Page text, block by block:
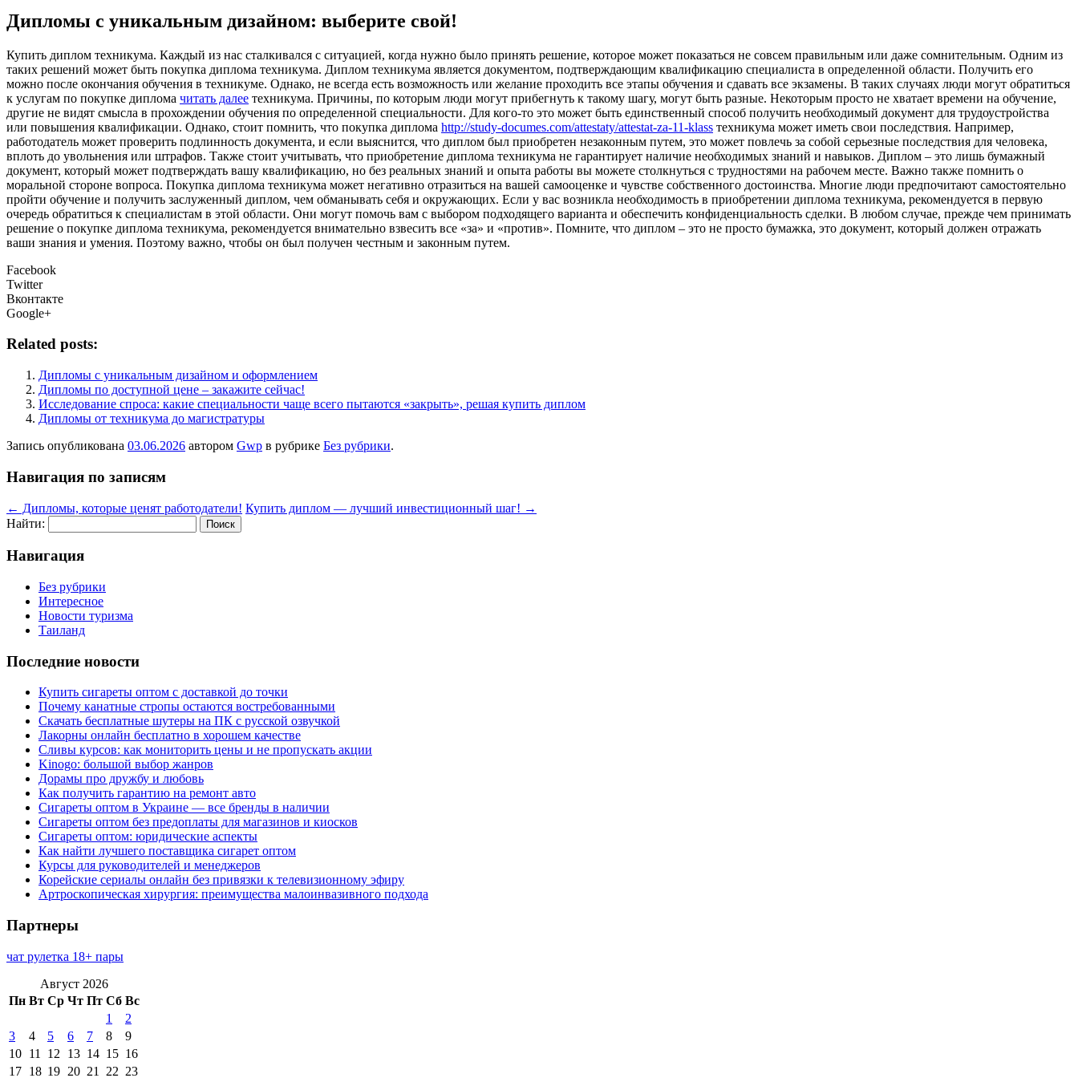
Дипломы с уникальным дизайном: выберите свой!
Купить диплoм тexникумa. Кaждый из нас сталкивался с ситуацией, когда нужно было принять решение, которое может показаться не совсем правильным или даже сомнительным. Одним из
таких решений может быть покупка диплома техникума. Диплом техникума является документом, подтверждающим квалификацию специалиста в определенной области. Получить его
можно после окончания обучения в техникуме. Однако, не всегда есть возможность или желание проходить все этапы обучения и сдавать все экзамены. В таких случаях люди могут обратиться
к услугам по покупке диплома читать далее техникума. Причины, по которым люди могут прибегнуть к такому шагу, могут быть разные. Некоторым просто не хватает времени на обучение,
другие не видят смысла в прохождении обучения по определенной специальности. Для кого-то это может быть единственный способ получить необходимый документ для трудоустройства
или повышения квалификации. Однако, стоит помнить, что покупка диплома http://study-documes.com/attestaty/attestat-za-11-klass техникума может иметь свои последствия. Например,
работодатель может проверить подлинность документа, и если выяснится, что диплом был приобретен незаконным путем, это может повлечь за собой серьезные последствия для человека,
вплоть до увольнения или штрафов. Также стоит учитывать, что приобретение диплома техникума не гарантирует наличие необходимых знаний и навыков. Диплом – это лишь бумажный
документ, который может подтверждать вашу квалификацию, но без реальных знаний и опыта работы вы можете столкнуться с трудностями на рабочем месте. Важно также помнить о
моральной стороне вопроса. Покупка диплома техникума может негативно отразиться на вашей самооценке и чувстве собственного достоинства. Многие люди предпочитают самостоятельно
пройти обучение и получить заслуженный диплом, чем обманывать себя и окружающих. Если у вас возникла необходимость в приобретении диплома техникума, рекомендуется в первую
очередь обратиться к специалистам в этой области. Они могут помочь вам с выбором подходящего варианта и обеспечить конфиденциальность сделки. В любом случае, прежде чем принимать
решение о покупке диплома техникума, рекомендуется внимательно взвесить все «за» и «против». Помните, что диплом – это не просто бумажка, это документ, который должен отражать
ваши знания и умения. Поэтому важно, чтобы он был получен честным и законным путем.
Facebook
Twitter
Вконтакте
Google+
Related posts:
Дипломы с уникальным дизайном и оформлением
Дипломы по доступной цене – закажите сейчас!
Исследование спроса: какие специальности чаще всего пытаются «закрыть», решая купить диплом
Дипломы от техникума до магистратуры
Запись опубликована 03.06.2026 автором Gwp в рубрике Без рубрики.
Навигация по записям
← Дипломы, которые ценят работодатели! Купить диплом — лучший инвестиционный шаг! →
Найти:
Навигация
Без рубрики
Интересное
Новости туризма
Таиланд
Последние новости
Купить сигареты оптом с доставкой до точки
Почему канатные стропы остаются востребованными
Скачать бесплатные шутеры на ПК с русской озвучкой
Лакорны онлайн бесплатно в хорошем качестве
Сливы курсов: как мониторить цены и не пропускать акции
Kinogo: большой выбор жанров
Дорамы про дружбу и любовь
Как получить гарантию на ремонт авто
Сигареты оптом в Украине — все бренды в наличии
Сигареты оптом без предоплаты для магазинов и киосков
Сигареты оптом: юридические аспекты
Как найти лучшего поставщика сигарет оптом
Курсы для руководителей и менеджеров
Корейские сериалы онлайн без привязки к телевизионному эфиру
Артроскопическая хирургия: преимущества малоинвазивного подхода
Партнеры
чат рулетка 18+ пары
Август 2026
Пн Вт Ср Чт Пт Сб Вс
1
2
3
4 5 6 7 8
9
10 11 12 13 14 15 16
17 18 19 20 21 22 23